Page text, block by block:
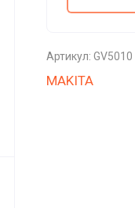
Артикул: GV5010
MAKITA